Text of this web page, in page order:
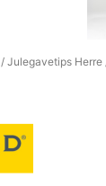
/Julegavetips Herre